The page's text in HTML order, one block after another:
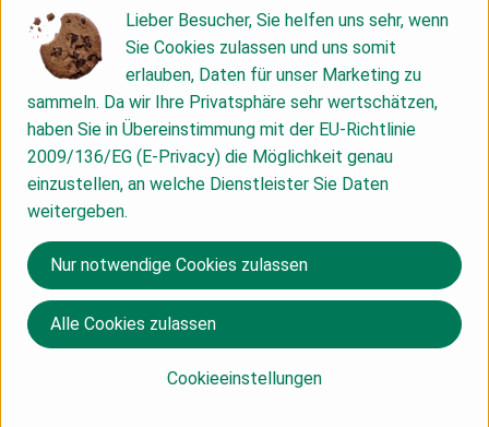
und ist Pionier bei der Verarbeitung und Vermarktung der
Meeresfrüchte aus den salzwasserhaltigen Flussmündungen
Galiciens. Die Manufaktur befindet sich in Vilanova de Arousa,
einer Kleinstadt direkt an der galizischen Atlantikküste, im
Nordwesten der Iberischen Halbinsel. Diese Küstenregion ist
für den Reichtum an Fischen und Meeresfrüchten bekannt –
optimale Voraussetzungen für größte Frische und höchste
Qualität. Der Name unter dem Pérez Lafuente seine
spiegelt die Geschichte und die Arbeitsphilosophie des
Unternehmens genau wieder: Eine Herstellung basierend auf
einer vernünftigen, nachhaltigen Nutzung der
Meeresressourcen.
Alle Produkte der Marke "Pan do Mar", die wir Ihnen anbieten,
Lieber Besucher, Sie helfen uns sehr, wenn
Sie Cookies zulassen und uns somit
erlauben, Daten für unser Marketing zu
sammeln. Da wir Ihre Privatsphäre sehr wertschätzen,
haben Sie in Übereinstimmung mit der EU-Richtlinie
2009/136/EG (E-Privacy) die Möglichkeit genau
einzustellen, an welche Dienstleister Sie Daten
weitergeben.
Cookieeinstellungen
Nur notwendige Cookies zulassen
Alle Cookies zulassen